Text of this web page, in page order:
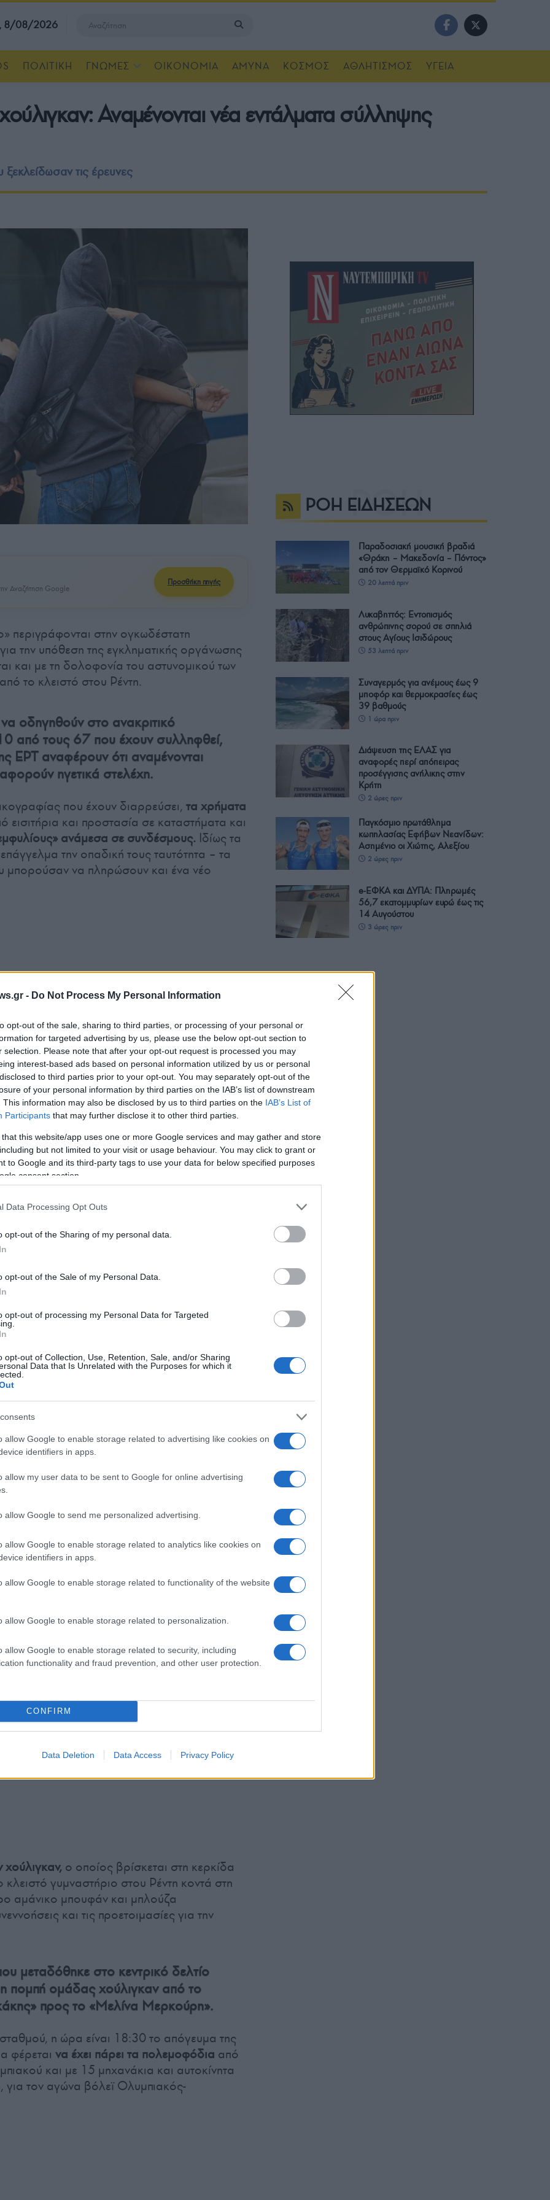
- Do Not Process My Personal Information
opt-out of the sale, sharing to third parties, or processing of your personal or
for targeted advertising by us, please use the below opt-out section to
selection. Please note that after your opt-out request is processed you may
interest-based ads based on personal information utilized by us or personal
to third parties prior to your opt-out. You may separately opt-out of the
of your personal information by third parties on the IAB’s list of downstream
This information may also be disclosed by us to third parties on the IAB’s List of
Participants that may further disclose it to other third parties.
that this website/app uses one or more Google services and may gather and store
but not limited to your visit or usage behaviour. You may click to grant or
to Google and its third-party tags to use your data for below specified purposes
consent section.
Data Processing Opt Outs
opt-out of the Sharing of my personal data.
opt-out of the Sale of my Personal Data.
opt-out of processing my Personal Data for Targeted
opt-out of Collection, Use, Retention, Sale, and/or Sharing
Data that Is Unrelated with the Purposes for which it
allow Google to enable storage related to advertising like cookies on
identifiers in apps.
allow my user data to be sent to Google for online advertising
allow Google to send me personalized advertising.
allow Google to enable storage related to analytics like cookies on
identifiers in apps.
allow Google to enable storage related to functionality of the website
allow Google to enable storage related to personalization.
allow Google to enable storage related to security, including
functionality and fraud prevention, and other user protection.
CONFIRM
Data Deletion Data Access Privacy Policy
8/08/2026
ΠΟΛΙΤΙΚΗ ΓΝΩΜΕΣ ΟΙΚΟΝΟΜΙΑ ΑΜΥΝΑ ΚΟΣΜΟΣ ΑΘΛΗΤΙΣΜΟΣ ΥΓΕΙΑ
Αναμένονται νέα εντάλματα σύλληψης
τις έρευνες
Αναζήτηση Google
Προσθήκη πηγής
περιγράφονται στην ογκωδέστατη
την υπόθεση της εγκληματικής οργάνωσης
και με τη δολοφονία του αστυνομικού των
το κλειστό στου Ρέντη.
οδηγηθούν στο ανακριτικό
από τους 67 που έχουν συλληφθεί,
ΕΡΤ αναφέρουν ότι αναμένονται
ηγετικά στελέχη.
που έχουν διαρρεύσει, τα χρήματα
εισιτήρια και προστασία σε καταστήματα και
ανάμεσα σε συνδέσμους. Ιδίως τα
την οπαδική τους ταυτότητα – τα
μπορούσαν να πληρώσουν και ένα νέο
ληστείες και κλοπές.
5 Νοεμβρίου 2015 από αποθήκη στη Νέα
μοτοσικλέτες για φύλαξη και
και άλλα αντικείμενα συνολικής
ένα από τα ηγετικά στελέχη της
πουλήσει σε συγγενή θύματος κλοπής δύο
τις έρευνες
ήταν ένα από τα 15 βίντεο που περιείχε το
αστυνομικών της έπειτα από τηλεφώνημα
7 Δεκεμβρίου 2023 – εκείνη την ημέρα
«Μελίνα Μερκούρη», τα οποία οδήγησαν
Γιώργου Λυγγερίδη από τη ναυτική
μηρό του.
χούλιγκαν, ο οποίος βρίσκεται στη κερκίδα
γυμναστήριο στου Ρέντη κοντά στη
αμάνικο μπουφάν και μπλούζα
και τις προετοιμασίες για την
μεταδόθηκε στο κεντρικό δελτίο
πομπή ομάδας χούλιγκαν από το
προς το «Μελίνα Μερκούρη».
η ώρα είναι 18:30 το απόγευμα της
φέρεται να έχει πάρει τα πολεμοφόδια από
και με 15 μηχανάκια και αυτοκίνητα
για τον αγώνα βόλεϊ Ολυμπιακός-
ΡΟΗ ΕΙΔΗΣΕΩΝ
Παραδοσιακή μουσική βραδιά
«Θράκη – Μακεδονία – Πόντος»
από τον Θερμαϊκό Κορινού
20 λεπτά πριν
Λυκαβηττός: Εντοπισμός
ανθρώπινης σορού σε σπηλιά
στους Αγίους Ισιδώρους
53 λεπτά πριν
Συναγερμός για ανέμους έως 9
μποφόρ και θερμοκρασίες έως
39 βαθμούς
1 ώρα πριν
Διάψευση της ΕΛΑΣ για
αναφορές περί απόπειρας
προσέγγισης ανήλικης στην
Κρήτη
2 ώρες πριν
Παγκόσμιο πρωτάθλημα
κωπηλασίας Εφήβων Νεανίδων:
Ασημένιο οι Χιώτης, Αλεξίου
2 ώρες πριν
e-ΕΦΚΑ και ΔΥΠΑ: Πληρωμές
56,7 εκατομμυρίων ευρώ έως τις
14 Αυγούστου
3 ώρες πριν